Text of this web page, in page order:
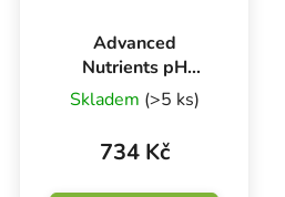
Advanced
Nutrients pH
Perfect Sensi Coco
Grow A+B 1 l,
základní hnojivo
na růst
Skladem (>5 ks)
734 Kč